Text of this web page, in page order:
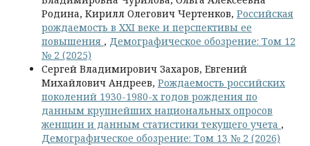
Родина, Кирилл Олегович Чертенков, Российская
рождаемость в XXI веке и перспективы ее
повышения , Демографическое обозрение: Том 12
№ 2 (2025)
Сергей Владимирович Захаров, Евгений
Михайлович Андреев, Рождаемость российских
поколений 1930-1980-х годов рождения по
данным крупнейших национальных опросов
женщин и данным статистики текущего учета ,
Демографическое обозрение: Том 13 № 2 (2026)